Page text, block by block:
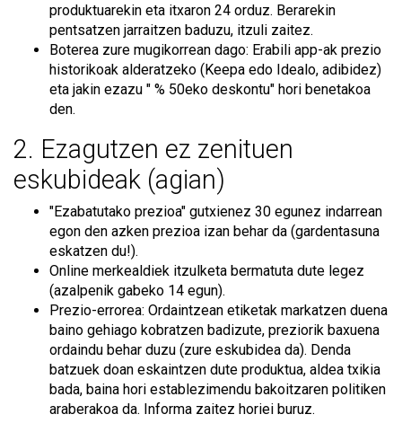
produktuarekin eta itxaron 24 orduz. Berarekin
pentsatzen jarraitzen baduzu, itzuli zaitez.
Boterea zure mugikorrean dago: Erabili app-ak prezio
historikoak alderatzeko (Keepa edo Idealo, adibidez)
eta jakin ezazu " % 50eko deskontu" hori benetakoa
den.
2. Ezagutzen ez zenituen
eskubideak (agian)
"Ezabatutako prezioa" gutxienez 30 egunez indarrean
egon den azken prezioa izan behar da (gardentasuna
eskatzen du!).
Online merkealdiek itzulketa bermatuta dute legez
(azalpenik gabeko 14 egun).
Prezio-errorea: Ordaintzean etiketak markatzen duena
baino gehiago kobratzen badizute, preziorik baxuena
ordaindu behar duzu (zure eskubidea da). Denda
batzuek doan eskaintzen dute produktua, aldea txikia
bada, baina hori establezimendu bakoitzaren politiken
araberakoa da. Informa zaitez horiei buruz.